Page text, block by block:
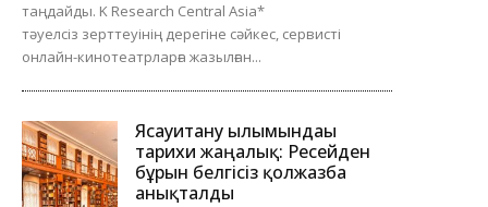
таңдайды. K Research Central Asia*
тәуелсіз зерттеуінің дерегіне сәйкес, сервисті
онлайн-кинотеатрларға жазылған...
Ясауитану ғылымындағы
тарихи жаңалық: Ресейден
бұрын белгісіз қолжазба
анықталды